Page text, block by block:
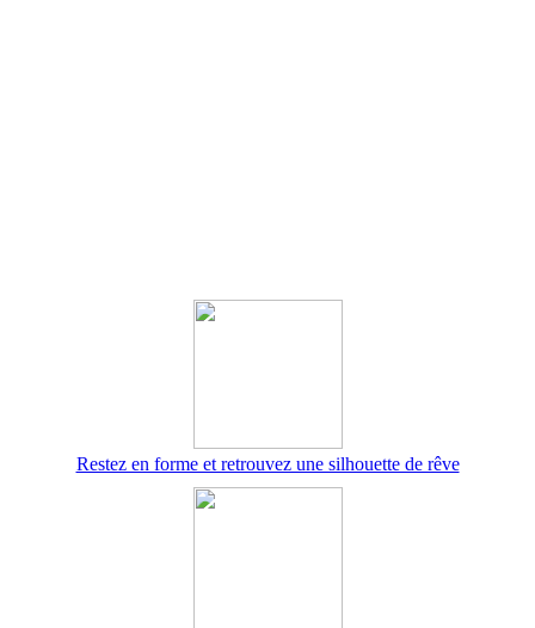
Restez en forme et retrouvez une silhouette de rêve